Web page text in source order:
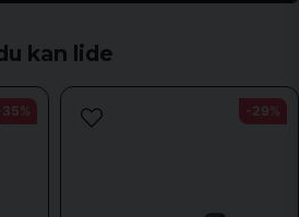
dette produkt...
kan lide
-29%